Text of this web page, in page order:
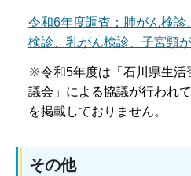
令和6年度調査：肺がん検
検診、乳がん検診、子宮頸
※令和5年度は「石川県生活
議会」による協議が行われ
を掲載しておりません。
その他